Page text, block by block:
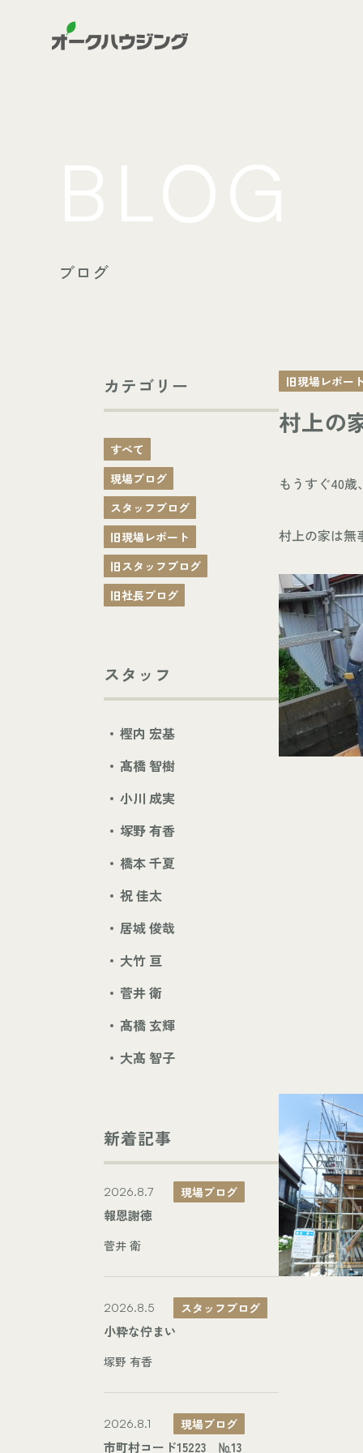
ブログ
カテゴリー
すべて
現場ブログ
スタッフブログ
旧現場レポート
旧スタッフブログ
旧社長ブログ
スタッフ
樫内 宏基
髙橋 智樹
小川 成実
塚野 有香
橋本 千夏
祝 佳太
居城 俊哉
大竹 亘
菅井 衛
髙橋 玄輝
大髙 智子
新着記事
2026.8.7 現場ブログ
報恩謝徳
菅井 衛
2026.8.5 スタッフブログ
小粋な佇まい
塚野 有香
2026.8.1 現場ブログ
市町村コード15223 №13
旧現場レポー
村上の
もうすぐ40
村上の家は無